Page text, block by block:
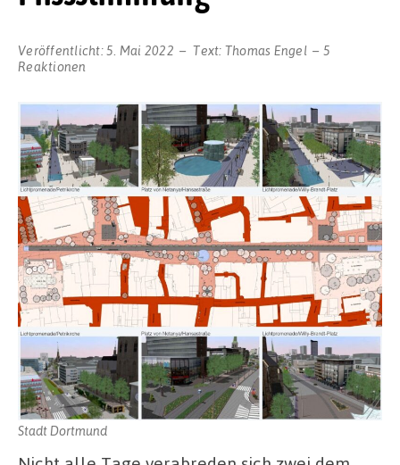
Veröffentlicht:5. Mai 2022 Text: Thomas Engel
5
Reaktionen
Stadt Dortmund